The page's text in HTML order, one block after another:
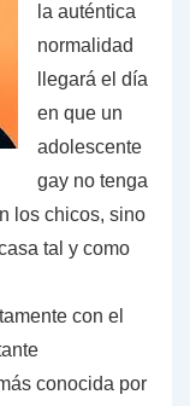
la auténtica
normalidad
llegará el día
en que un
adolescente
gay no tenga
los chicos, sino
tal y como
con el
conocida por